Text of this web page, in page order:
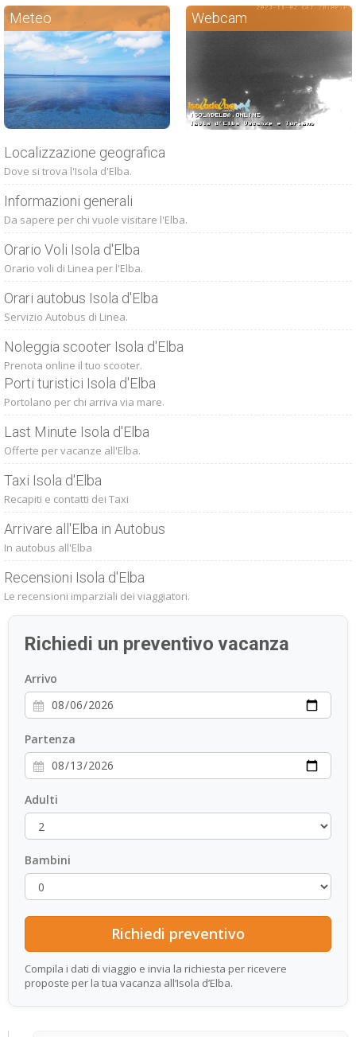
Meteo Webcam
Localizzazione geografica
Dove si trova l'Isola d'Elba.
Informazioni generali
Da sapere per chi vuole visitare l'Elba.
Orario Voli Isola d'Elba
Orario voli di Linea per l'Elba.
Orari autobus Isola d'Elba
Servizio Autobus di Linea.
Noleggia scooter Isola d'Elba
Prenota online il tuo scooter.
Porti turistici Isola d'Elba
Portolano per chi arriva via mare.
Last Minute Isola d'Elba
Offerte per vacanze all'Elba.
Taxi Isola d'Elba
Recapiti e contatti dei Taxi
Arrivare all'Elba in Autobus
In autobus all'Elba
Recensioni Isola d'Elba
Le recensioni imparziali dei viaggiatori.
Richiedi un preventivo vacanza
Arrivo
Partenza
Adulti
Bambini
Compila i dati di viaggio e invia la richiesta per ricevere
proposte per la tua vacanza all’Isola d’Elba.